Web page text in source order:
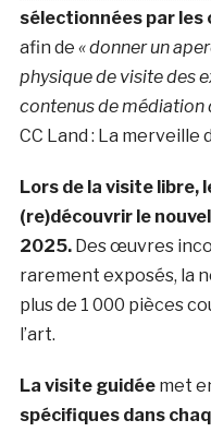
sélectionnées par
afin de « donner un
physique de visite des
contenus de médiation
CC Land : La merveille
Lors de la visite libre,
(re)découvrir le
2025. Des œuvres
rarement exposés, la
plus de 1 000 pièces
l’art.
La visite guidéemet
spécifiques dans